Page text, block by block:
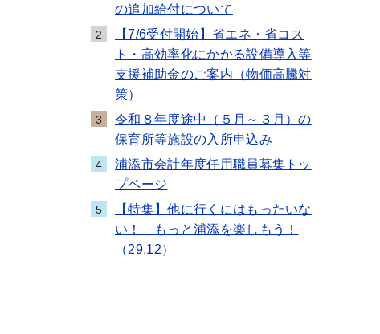
の追加給付について
2
【7/6受付開始】省エネ・省コス
ト・高効率化にかかる設備導入等
支援補助金のご案内（物価高騰対
策）
3
令和８年度途中（５月～３月）の
保育所等施設の入所申込み
4
浦添市会計年度任用職員募集トッ
プページ
5
【特集】他に行くにはもったいな
い！ もっと浦添を楽しもう！
（29.12）